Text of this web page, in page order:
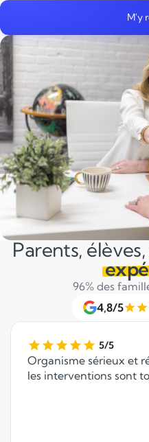
M'y
Parents,
96% des
4,8/5
5/5
Organisme sérieux et
les interventions sont